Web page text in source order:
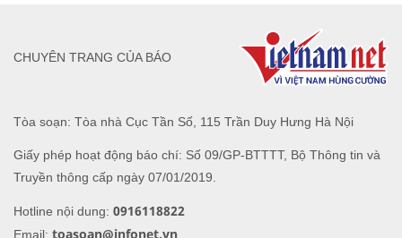
Tòa soạn: Tòa nhà Cục Tần Số, 115 Trần Duy Hưng Hà Nội
Giấy phép hoạt động báo chí: Số 09/GP-BTTTT, Bộ Thông tin và
Truyền thông cấp ngày 07/01/2019.
Hotline nội dung: 0916118822
Email: toasoan@infonet.vn
CHUYÊN TRANG CỦA BÁO